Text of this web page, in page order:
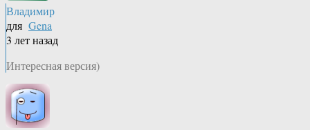
Владимир
для Gena
3 лет назад
Интересная версия)